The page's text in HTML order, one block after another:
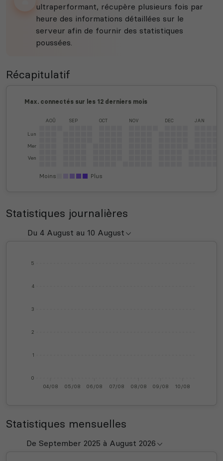
ultraperformant, récupère plusieurs fois par
heure des informations détaillées sur le
serveur afin de fournir des statistiques
poussées.
Récapitulatif
Max. connectés sur les 12 derniers mois
Lun
Mer
Ven
AOÛ SEP OCT NOV DEC JAN
Moins Plus
Statistiques journalières
0
1
2
3
4
5
04/08 05/08 06/08 07/08 08/08 09/08 10/08
Statistiques mensuelles